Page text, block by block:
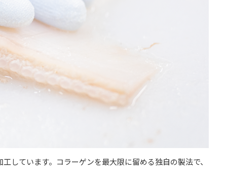
しています。コラーゲンを最大限に留める独自の製法で、